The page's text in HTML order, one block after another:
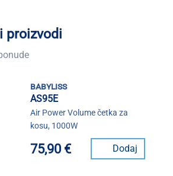
proizvodi
babyliss
AS95E
Air Power Volume četka za
kosu, 1000W
75,90 € Dodaj